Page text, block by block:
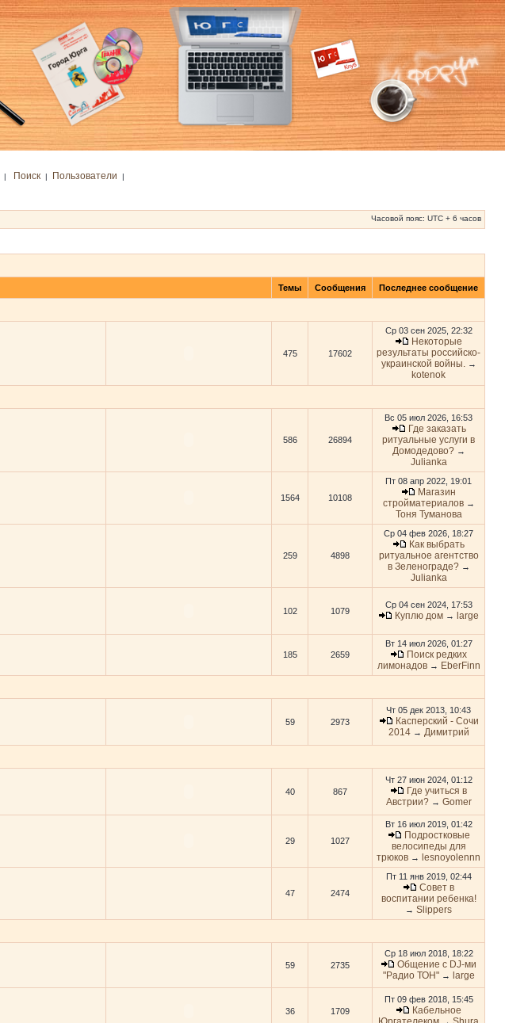
| Поиск| Пользователи |
Часовой пояс: UTC + 6 часов
Темы Сообщения Последнее сообщение
475 17602
Ср 03 сен 2025, 22:32
Некоторые
результаты российско-
украинской войны. →
kotenok
586 26894
Вс 05 июл 2026, 16:53
Где заказать
ритуальные услуги в
Домодедово?→
Julianka
1564 10108
Пт 08 апр 2022, 19:01
Магазин
стройматериалов→
Тоня Туманова
259 4898
Ср 04 фев 2026, 18:27
Как выбрать
ритуальное агентство
в Зеленограде?→
Julianka
102 1079
Ср 04 сен 2024, 17:53
Куплю дом → large
185 2659
Вт 14 июл 2026, 01:27
Поиск редких
лимонадов→ EberFinn
59 2973
Чт 05 дек 2013, 10:43
Касперский - Сочи
2014→ Димитрий
40 867
Чт 27 июн 2024, 01:12
Где учиться в
Австрии?→ Gomer
29 1027
Вт 16 июл 2019, 01:42
Подростковые
велосипеды для
трюков → lesnoyolennn
47 2474
Пт 11 янв 2019, 02:44
Совет в
воспитании ребенка!
→ Slippers
59 2735
Ср 18 июл 2018, 18:22
Общение с DJ-ми
"Радио ТОН"→
large
36 1709
Пт 09 фев 2018, 15:45
Кабельное